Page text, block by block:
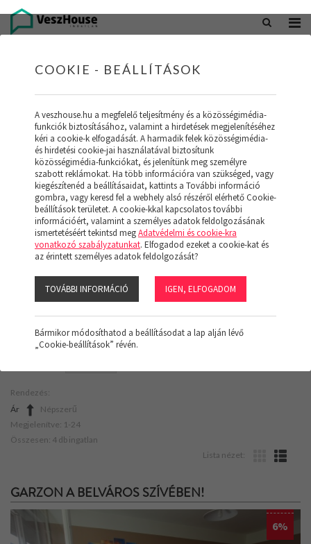
office@veszhouse.hu +36 20 402 5098
INGATLAN KÉSZLETÜNK
(19)
Szűrő megjelenítése
Rendezés:
Ár
Népszerű
Megjelenítve: 1-24
Összesen: 4 db ingatlan
Lista nézet:
GARZON A BELVÁROS SZÍVÉBEN!
6%
COOKIE - BEÁLLÍTÁSOK
A veszhouse.hu a megfelelő teljesítmény és a közösségimédia-
funkciók biztosításához, valamint a hirdetések megjelenítéséhez
kéri a cookie-k elfogadását. A harmadik felek közösségimédia-
és hirdetési cookie-jai használatával biztosítunk
közösségimédia-funkciókat, és jelenítünk meg személyre
szabott reklámokat. Ha több információra van szükséged, vagy
kiegészítenéd a beállításaidat, kattints a További információ
gombra, vagy keresd fel a webhely alsó részéről elérhető Cookie-
beállítások területet. A cookie-kkal kapcsolatos további
információért, valamint a személyes adatok feldolgozásának
ismertetéséért tekintsd megAdatvédelmi és cookie-kra
vonatkozó szabályzatunkat. Elfogadod ezeket a cookie-kat és
az érintett személyes adatok feldolgozását?
TOVÁBBI INFORMÁCIÓ IGEN, ELFOGADOM
Bármikor módosíthatod a beállításodat a lap alján lévő
„Cookie-beállítások” révén.